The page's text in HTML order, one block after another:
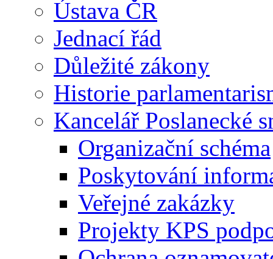
Ústava ČR
Jednací řád
Důležité zákony
Historie
Kancelář Poslanecké
Organizační schéma
Poskytování
Veřejné zakázky
Projekty KPS